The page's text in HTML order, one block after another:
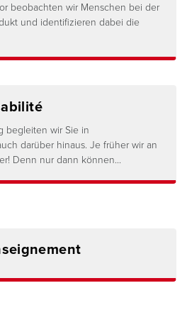
beobachten wir Menschen bei der
und identifizieren dabei die
begleiten wir Sie in
darüber hinaus. Je früher wir an
Denn nur dann können...